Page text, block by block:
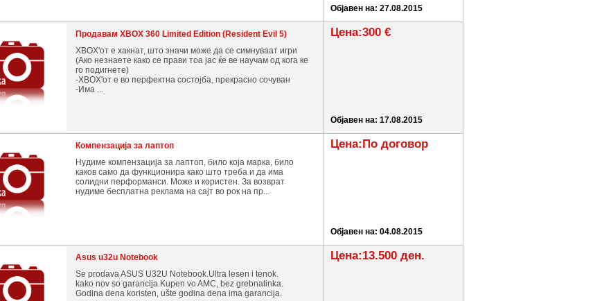
Објавен на: 27.08.2015
Продавам XBOX 360 Limited Edition (Resident Evil 5)
XBOX'от е хакнат, што значи може да се симнуваат игри
(Ако незнаете како се прави тоа јас ќе ве научам од кога ке
го подигнете)
-XBOX'от е во перфектна состојба, прекрасно сочуван
-Има ...
Цена:300 €
Објавен на: 17.08.2015
Компензација за лаптоп
Нудиме компензација за лаптоп, било која марка, било
каков само да функционира како што треба и да има
солидни перформанси. Може и користен. За возврат
нудиме бесплатна реклама на сајт во рок на пр...
Цена:По договор
Објавен на: 04.08.2015
Asus u32u Notebook
Se prodava ASUS U32U Notebook.Ultra lesen i tenok.
kako nov so garancija.Kupen vo AMC, bez grebnatinka.
Godina dena koristen, ušte godina dena ima garancija.
Цена:13.500 ден.